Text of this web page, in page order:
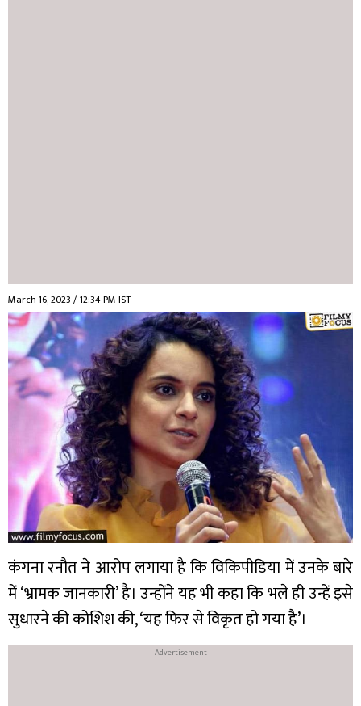
March 16, 2023 / 12:34 PM IST
कंगना रनौत ने आरोप लगाया है कि विकिपीडिया में उनके बारे
में ‘भ्रामक जानकारी’ है। उन्होंने यह भी कहा कि भले ही उन्हें इसे
सुधारने की कोशिश की, ‘यह फिर से विकृत हो गया है’।